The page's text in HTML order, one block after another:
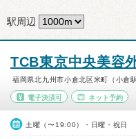
駅周辺
TCB東京中央美容
福岡県北九州市小倉北区米町（小倉
電子決済可 ネット予約
土曜（〜19:00）・日曜・祝日